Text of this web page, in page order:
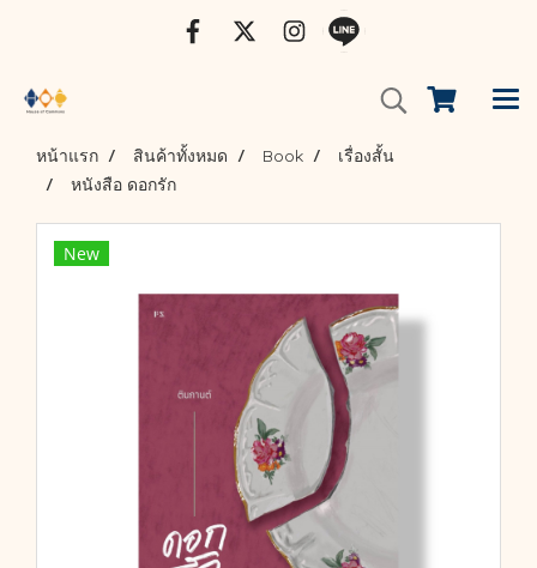
หน้าแรก สินค้าทั้งหมด Book
เรื่องสั้น
หนังสือ ดอกรัก
New